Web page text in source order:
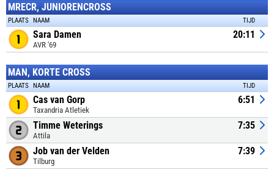
MRECR, JUNIORENCROSS
PLAATS NAAM TIJD
Sara Damen
AVR '69
20:11
MAN, KORTE CROSS
PLAATS NAAM TIJD
Cas van Gorp
Taxandria Atletiek
6:51
Timme Weterings
Attila
7:35
Job van der Velden
Tilburg
7:39